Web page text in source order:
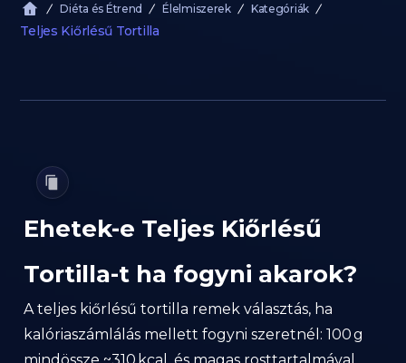
Diéta és Étrend Élelmiszerek Kategóriák
Teljes Kiőrlésű Tortilla
Ehetek-e Teljes Kiőrlésű
Tortilla-t ha fogyni akarok?
A teljes kiőrlésű tortilla remek választás, ha
kalóriaszámlálás mellett fogyni szeretnél: 100 g